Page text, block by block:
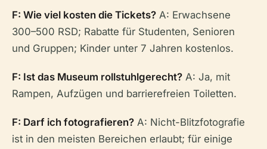
F: Wie viel kosten die Tickets? A: Erwachsene
300–500 RSD; Rabatte für Studenten, Senioren
und Gruppen; Kinder unter 7 Jahren kostenlos.
F: Ist das Museum rollstuhlgerecht? A: Ja, mit
Rampen, Aufzügen und barrierefreien Toiletten.
F: Darf ich fotografieren? A: Nicht-Blitzfotografie
ist in den meisten Bereichen erlaubt; für einige